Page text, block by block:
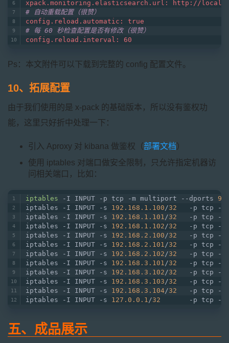
xpack.monitoring.elasticsearch.url: http://
# 自动重载配置（很赞）
config.reload.automatic: true
# 每 60 秒检查配置是否有修改（很赞）
config.reload.interval: 60
Ps：本文附件可以下载到完整的 config 配置文件。
10、拓展配置
由于我们使用的是 x-pack 的基础版本，所以没有鉴权功
能，这里只好折中处理一下：
引入 Aproxy 对 kibana 做鉴权（部署文档）
使用 iptables 对端口做安全限制，只允许指定机器访
问相关端口，比如：
iptables -I INPUT -p tcp -m multiport --dports
iptables -I INPUT -s 192.168.1.100 /32
-p tcp -
iptables -I INPUT -s 192.168.1.101 /32
-p tcp -
iptables -I INPUT -s 192.168.1.102 /32
-p tcp -
iptables -I INPUT -s 192.168.2.100 /32
-p tcp -
iptables -I INPUT -s 192.168.2.101 /32
-p tcp -
iptables -I INPUT -s 192.168.2.102 /32
-p tcp -
iptables -I INPUT -s 192.168.3.101 /32
-p tcp -
iptables -I INPUT -s 192.168.3.102 /32
-p tcp -
iptables -I INPUT -s 192.168.3.103 /32
-p tcp -
iptables -I INPUT -s 192.168.3.104/32
-p tcp -
iptables -I INPUT -s 127.0.0.1 /32
-p tcp -
五、成品展示